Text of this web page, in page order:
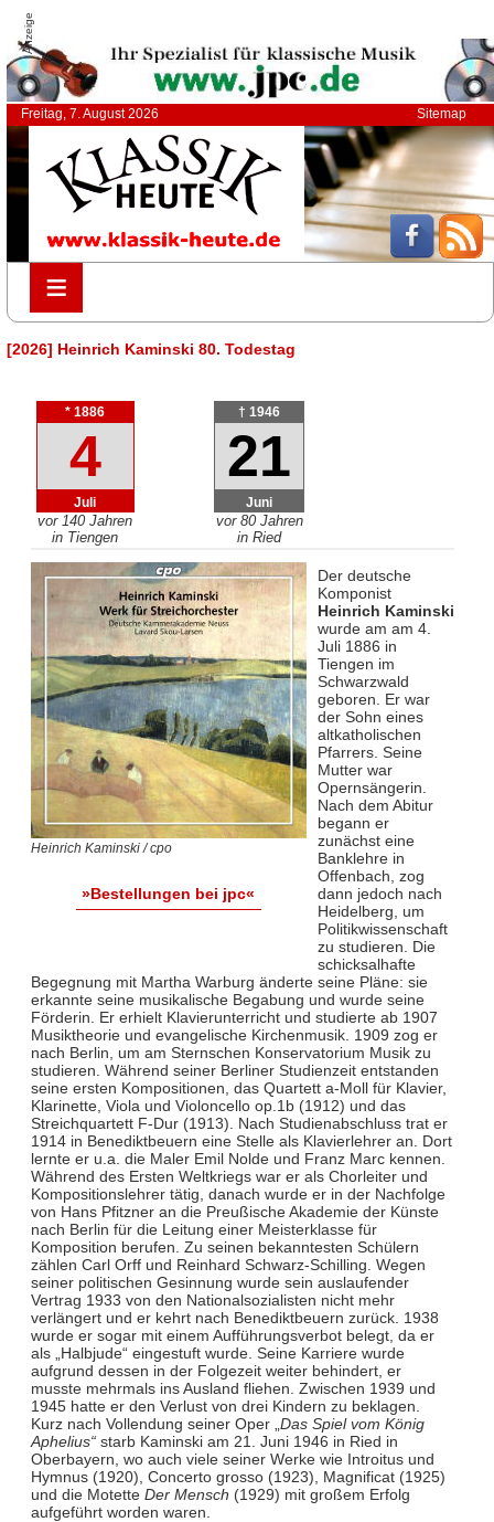
Anzeige
Freitag, 7. August 2026 Sitemap
≡
≡
[2026] Heinrich Kaminski 80. Todestag
* 1886
4
Juli
vor 140 Jahren
in Tiengen
† 1946
21
Juni
vor 80 Jahren
in Ried
Heinrich Kaminski / cpo
»Bestellungen bei jpc«
Der deutsche
Komponist
Heinrich Kaminski
wurde am am 4.
Juli 1886 in
Tiengen im
Schwarzwald
geboren. Er war
der Sohn eines
altkatholischen
Pfarrers. Seine
Mutter war
Opernsängerin.
Nach dem Abitur
begann er
zunächst eine
Banklehre in
Offenbach, zog
dann jedoch nach
Heidelberg, um
Politikwissenschaft
zu studieren. Die
schicksalhafte
Begegnung mit Martha Warburg änderte seine Pläne: sie
erkannte seine musikalische Begabung und wurde seine
Förderin. Er erhielt Klavierunterricht und studierte ab 1907
Musiktheorie und evangelische Kirchenmusik. 1909 zog er
nach Berlin, um am Sternschen Konservatorium Musik zu
studieren. Während seiner Berliner Studienzeit entstanden
seine ersten Kompositionen, das Quartett a-Moll für Klavier,
Klarinette, Viola und Violoncello op.1b (1912) und das
Streichquartett F-Dur (1913). Nach Studienabschluss trat er
1914 in Benediktbeuern eine Stelle als Klavierlehrer an. Dort
lernte er u.a. die Maler Emil Nolde und Franz Marc kennen.
Während des Ersten Weltkriegs war er als Chorleiter und
Kompositionslehrer tätig, danach wurde er in der Nachfolge
von Hans Pfitzner an die Preußische Akademie der Künste
nach Berlin für die Leitung einer Meisterklasse für
Komposition berufen. Zu seinen bekanntesten Schülern
zählen Carl Orff und Reinhard Schwarz-Schilling. Wegen
seiner politischen Gesinnung wurde sein auslaufender
Vertrag 1933 von den Nationalsozialisten nicht mehr
verlängert und er kehrt nach Benediktbeuern zurück. 1938
wurde er sogar mit einem Aufführungsverbot belegt, da er
als „Halbjude“ eingestuft wurde. Seine Karriere wurde
aufgrund dessen in der Folgezeit weiter behindert, er
musste mehrmals ins Ausland fliehen. Zwischen 1939 und
1945 hatte er den Verlust von drei Kindern zu beklagen.
Kurz nach Vollendung seiner Oper „ Das Spiel vom König
Aphelius“starb Kaminski am 21. Juni 1946 in Ried in
Oberbayern, wo auch viele seiner Werke wie Introitus und
Hymnus (1920), Concerto grosso (1923), Magnificat (1925)
und die Motette Der Mensch (1929) mit großem Erfolg
aufgeführt worden waren.